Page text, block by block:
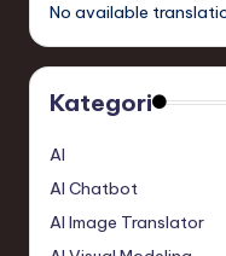
No available
Kategori
AI
AI Chatbot
AI Image Translator